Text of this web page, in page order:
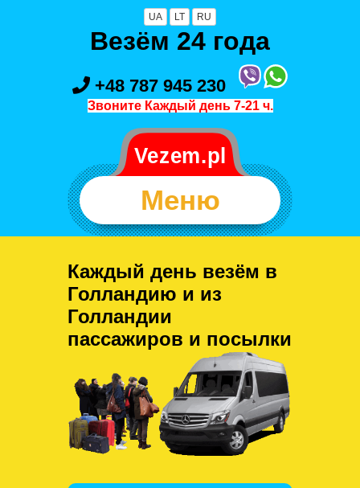
UA LT RU
Везём 24 года
+48 787 945 230
Звоните Каждый день 7-21 ч.
Меню
Каждый день везём в
Голландию и из
Голландии
пассажиров и посылки